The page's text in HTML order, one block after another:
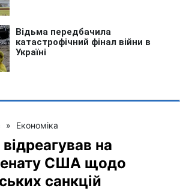
» Економіка
на
США щодо
санкцій